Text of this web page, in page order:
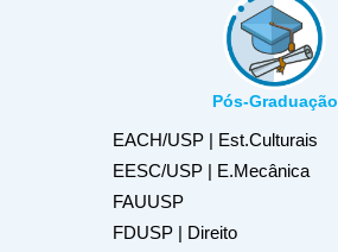
Pós-Graduação
EACH/USP | Est.Culturais
EESC/USP | E.Mecânica
FAUUSP
FDUSP | Direito